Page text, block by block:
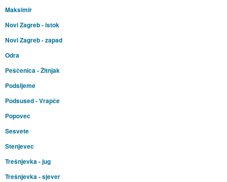
Maksimir
Novi Zagreb - istok
Novi Zagreb - zapad
Odra
Peščenica - Žitnjak
Podsljeme
Podsused - Vrapče
Popovec
Sesvete
Stenjevec
Trešnjevka - jug
Trešnjevka - sjever